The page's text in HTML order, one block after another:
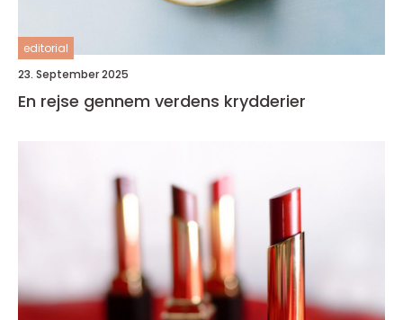
editorial
23. September 2025
En rejse gennem verdens krydderier